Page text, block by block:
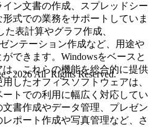
ン文書の作成、スプレッドシー
式での業務をサポートしていま
表計算やグラフ作成、
ンテーション作成など、用途や
できます。Windowsをベースと
、これらの機能を総合的に提供
したオフィスソフトウェアは、
トでの利用に幅広く対応してい
書作成やデータ管理、プレゼン
ポート作成や写真管理など、さ
, 2026 All Rights Reserved.